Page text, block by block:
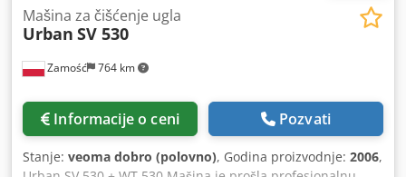
Zamość 764 km
Mašina za čišćenje ugla
Urban SV 530
Informacije o ceni Pozvati
Stanje: veoma dobro (polovno), Godina proizvodnje: 2006,